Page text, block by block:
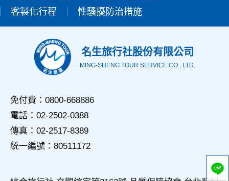
用，決不對外公佈。
外，我們會視需要公佈統計數據及說明文字，但不涉及特定個
人之資料。
三、資料之保護
備及必要的安全防護措施，加以保護網站及您的個人資料採用
嚴格的保護措施，只由經過授權的人員才能接觸您的個人資
料，相關處理人員皆簽有保密合約，如有違反保密義務者，將
會受到相關的法律處分。
如因業務需要有必要委託其他單位提供服務時，本網站亦會嚴
格要求其遵守保密義務，並且採取必要檢查程序以確定其將確
四、網站對外的相關連結
客製化行程
性騷擾防治措施
名生旅行社股份有限公司
MING-SHENG TOUR SERVICE CO., LTD.
免付費：0800-668886
電話：02-2502-0388
傳真：02-2517-8389
統一編號：80511172